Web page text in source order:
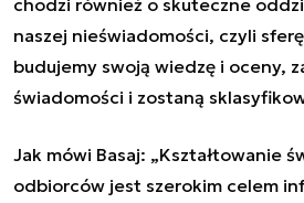
naszej nieświadomości, czyli
budujemy swoją wiedzę i oceny,
świadomości i zostaną
Jak mówi Basaj: „Kształtowanie
odbiorców jest szerokim celem